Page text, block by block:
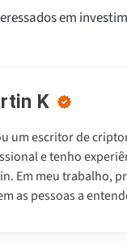
em
K
um escritor de
e tenho
Em meu trabalho,
as pessoas a